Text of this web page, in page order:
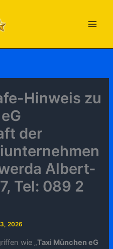
Hinweis zu
der
Albert-
Tel: 089 2
2026
wie „Taxi München eG